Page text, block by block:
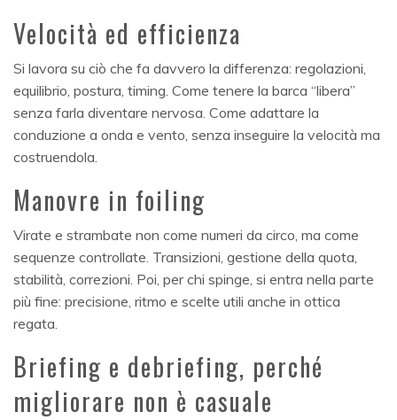
Velocità ed efficienza
Si lavora su ciò che fa davvero la differenza: regolazioni,
equilibrio, postura, timing. Come tenere la barca “libera”
senza farla diventare nervosa. Come adattare la
conduzione a onda e vento, senza inseguire la velocità ma
costruendola.
Manovre in foiling
Virate e strambate non come numeri da circo, ma come
sequenze controllate. Transizioni, gestione della quota,
stabilità, correzioni. Poi, per chi spinge, si entra nella parte
più fine: precisione, ritmo e scelte utili anche in ottica
regata.
Briefing e debriefing, perché
migliorare non è casuale